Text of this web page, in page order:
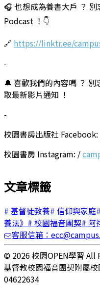
🎧 也想成為養書大戶 ？ 別
Podcast ！👇
🔗 https://linktr.ee/
-
🔔 喜歡我們的內容嗎 ？
取最新影片通知 ！
-
校園書房出版社
校園書房 Instagram: /
文章標籤
# 基督徒教養# 信仰與家庭#
養法》 # 校園福音團契# 阿
客服信箱：
© 2026 校園OPEN學習 All
基督教校園福音團契附屬
04622634